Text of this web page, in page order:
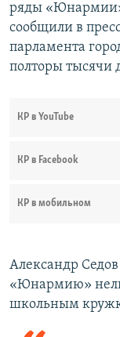
ряды
сообщили в
парламента
полторы тысячи
КР в YouTube
КР в Facebook
КР в мобильном
Александр
«Юнармию»
школьным